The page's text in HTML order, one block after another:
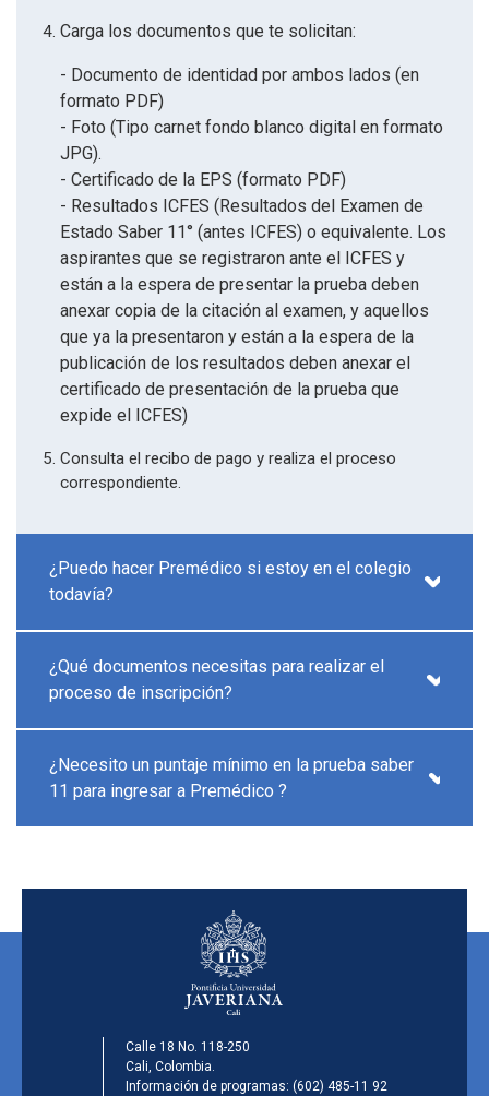
Carga los documentos que te solicitan:
- Documento de identidad por ambos lados (en
formato PDF)
- Foto (Tipo carnet fondo blanco digital en formato
JPG).
- Certificado de la EPS (formato PDF)
- Resultados ICFES (Resultados del Examen de
Estado Saber 11° (antes ICFES) o equivalente. Los
aspirantes que se registraron ante el ICFES y
están a la espera de presentar la prueba deben
anexar copia de la citación al examen, y aquellos
que ya la presentaron y están a la espera de la
publicación de los resultados deben anexar el
certificado de presentación de la prueba que
expide el ICFES)
Consulta el recibo de pago y realiza el proceso
correspondiente.
¿Puedo hacer Premédico si estoy en el colegio
todavía?
¿Qué documentos necesitas para realizar el
proceso de inscripción?
¿Necesito un puntaje mínimo en la prueba saber
11 para ingresar a Premédico ?
Calle 18 No. 118-250
Cali, Colombia.
Información de programas: (602) 485-11 92